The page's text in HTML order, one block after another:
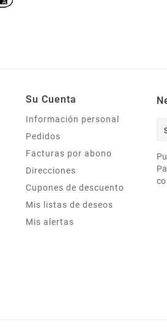
Su Cuenta
Información personal
Pedidos
Facturas por abono
Direcciones
Cupones de descuento
Mis listas de deseos
Mis alertas